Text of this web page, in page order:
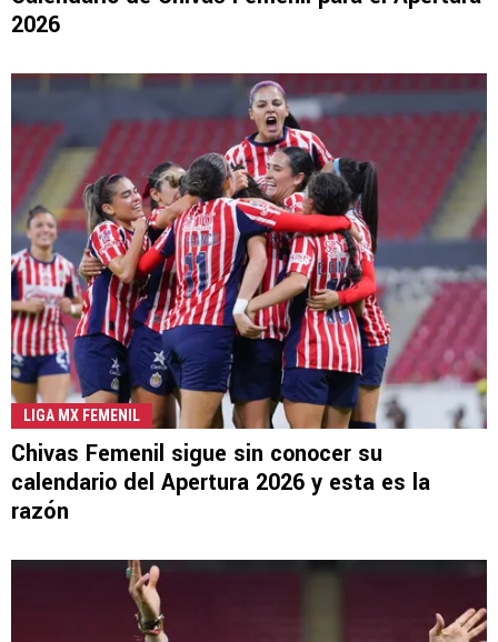
2026
LIGA MX FEMENIL
Chivas Femenil sigue sin conocer su
calendario del Apertura 2026 y esta es la
razón